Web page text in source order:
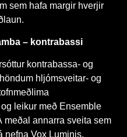
sem hafa margir hverjir
– kontrabassi
kontrabassa- og
hljómsveitar- og
leikur með Ensemble
meðal annarra sveita sem
nefna Vox Luminis,